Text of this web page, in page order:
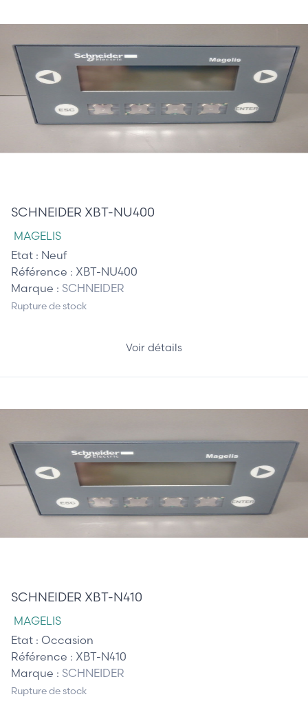
SCHNEIDER XBT-NU400
MAGELIS
Etat : Neuf
Référence : XBT-NU400
Marque : SCHNEIDER
Rupture de stock
Voir détails
SCHNEIDER XBT-N410
MAGELIS
Etat : Occasion
Référence : XBT-N410
Marque : SCHNEIDER
Rupture de stock